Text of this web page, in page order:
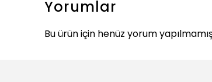
Yorumlar
Bu ürün için henüz yorum